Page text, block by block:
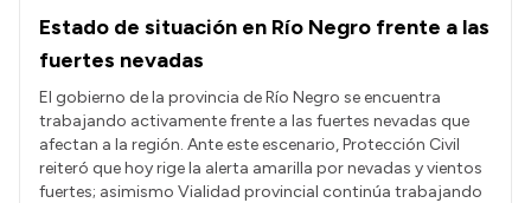
Estado de situación en Río Negro frente a las
fuertes nevadas
El gobierno de la provincia de Río Negro se encuentra
trabajando activamente frente a las fuertes nevadas que
afectan a la región. Ante este escenario, Protección Civil
reiteró que hoy rige la alerta amarilla por nevadas y vientos
fuertes; asimismo Vialidad provincial continúa trabajando